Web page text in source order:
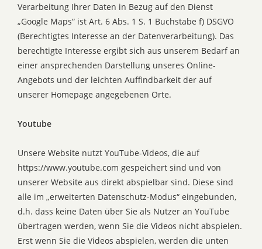
Verarbeitung Ihrer Daten in Bezug auf den Dienst
„Google Maps“ ist Art. 6 Abs. 1 S. 1 Buchstabe f) DSGVO
(Berechtigtes Interesse an der Datenverarbeitung). Das
berechtigte Interesse ergibt sich aus unserem Bedarf an
einer ansprechenden Darstellung unseres Online-
Angebots und der leichten Auffindbarkeit der auf
unserer Homepage angegebenen Orte.
Youtube
Unsere Website nutzt YouTube-Videos, die auf
https://www.youtube.com gespeichert sind und von
unserer Website aus direkt abspielbar sind. Diese sind
alle im „erweiterten Datenschutz-Modus“ eingebunden,
d.h. dass keine Daten über Sie als Nutzer an YouTube
übertragen werden, wenn Sie die Videos nicht abspielen.
Erst wenn Sie die Videos abspielen, werden die unten